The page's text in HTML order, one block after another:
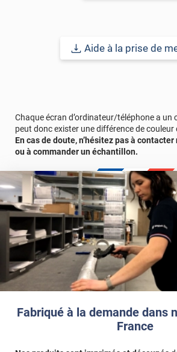
Fabriqué à la demande dans
France
gagnant. Attendre au minimum un mois
tutoriels sont disponibles sur notre site
sociaux.
Avant d'adopter ce film décoratif, n'hésitez
Référence produit :DECO554i.
Aide à la prise de
Chaque écran d’ordinateur/téléphone a un
peut donc exister une différence de
En cas de doute, n’hésitez pas à
ou à commander un échantillon.